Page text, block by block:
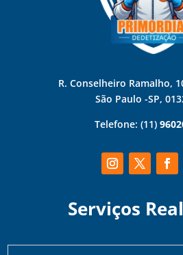
R. Conselheiro Ramalho,
São Paulo -SP,
Telefone: (11)
Serviços